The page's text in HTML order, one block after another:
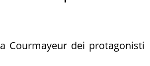
Courmayeur dei protagonisti